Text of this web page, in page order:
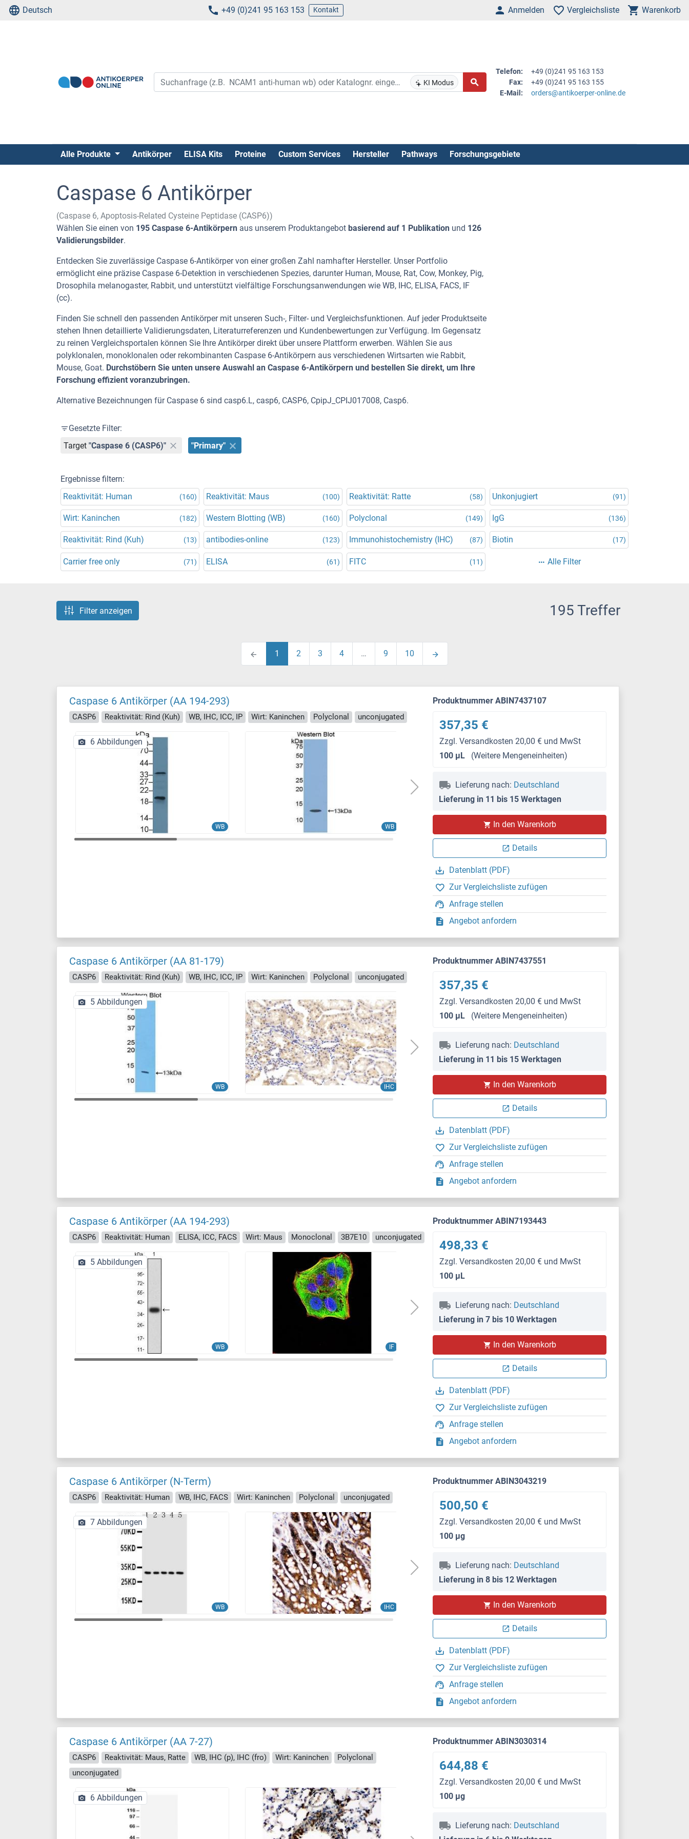
Deutsch +49 (0)241 95 163 153 Kontakt Anmelden Vergleichsliste Warenkorb
KI Modus
Telefon:
+49 (0)241 95 163 153
Fax:
+49 (0)241 95 163 155
E-Mail:
orders@antikoerper-online.de
Alle Produkte Antikörper ELISA Kits Proteine Custom Services Hersteller Pathways Forschungsgebiete
Caspase 6 Antikörper
(Caspase 6, Apoptosis-Related Cysteine Peptidase (CASP6))
Wählen Sie einen von 195 Caspase 6-Antikörpern aus unserem Produktangebot basierend auf 1 Publikation und 126
Validierungsbilder.
Entdecken Sie zuverlässige Caspase 6-Antikörper von einer großen Zahl namhafter Hersteller. Unser Portfolio
ermöglicht eine präzise Caspase 6-Detektion in verschiedenen Spezies, darunter Human, Mouse, Rat, Cow, Monkey, Pig,
Drosophila melanogaster, Rabbit, und unterstützt vielfältige Forschungsanwendungen wie WB, IHC, ELISA, FACS, IF
(cc).
Finden Sie schnell den passenden Antikörper mit unseren Such-, Filter- und Vergleichsfunktionen. Auf jeder Produktseite
stehen Ihnen detaillierte Validierungsdaten, Literaturreferenzen und Kundenbewertungen zur Verfügung. Im Gegensatz
zu reinen Vergleichsportalen können Sie Ihre Antikörper direkt über unsere Plattform erwerben. Wählen Sie aus
polyklonalen, monoklonalen oder rekombinanten Caspase 6-Antikörpern aus verschiedenen Wirtsarten wie Rabbit,
Mouse, Goat. Durchstöbern Sie unten unsere Auswahl an Caspase 6-Antikörpern und bestellen Sie direkt, um Ihre
Forschung effizient voranzubringen.
Alternative Bezeichnungen für Caspase 6 sind casp6.L, casp6, CASP6, CpipJ_CPIJ017008, Casp6.
Gesetzte Filter:
Target "Caspase 6 (CASP6)" "Primary"
Ergebnisse filtern:
Reaktivität: Human
(160) Reaktivität: Maus (100) Reaktivität: Ratte (58) Unkonjugiert (91)
Wirt: Kaninchen (182) Western Blotting (WB) (160) Polyclonal (149) IgG (136)
Reaktivität: Rind (Kuh) (13) antibodies-online (123) Immunohistochemistry (IHC) (87) Biotin (17)
Carrier free only (71) ELISA (61) FITC (11) Alle Filter
Filter anzeigen 195 Treffer
1 2 3 4 … 9 10
Caspase 6 Antikörper (AA 194-293)
CASP6 Reaktivität: Rind (Kuh) WB, IHC, ICC, IP Wirt: Kaninchen Polyclonal unconjugated
WB WB
IHC
6 Abbildungen
Produktnummer ABIN7437107
357,35 €
Zzgl. Versandkosten 20,00 € und MwSt
100 μL
(Weitere Mengeneinheiten)
Lieferung nach: Deutschland
Lieferung in 11 bis 15 Werktagen
In den Warenkorb
Details
Datenblatt (PDF)
Zur Vergleichsliste zufügen
Anfrage stellen
Angebot anfordern
Caspase 6 Antikörper (AA 81-179)
CASP6 Reaktivität: Rind (Kuh) WB, IHC, ICC, IP Wirt: Kaninchen Polyclonal unconjugated
WB IHC
IHC
5 Abbildungen
Produktnummer ABIN7437551
357,35 €
Zzgl. Versandkosten 20,00 € und MwSt
100 μL
(Weitere Mengeneinheiten)
Lieferung nach: Deutschland
Lieferung in 11 bis 15 Werktagen
In den Warenkorb
Details
Datenblatt (PDF)
Zur Vergleichsliste zufügen
Anfrage stellen
Angebot anfordern
Caspase 6 Antikörper (AA 194-293)
CASP6 Reaktivität: Human ELISA, ICC, FACS Wirt: Maus Monoclonal 3B7E10 unconjugated
WB IF
ELISA
5 Abbildungen
Produktnummer ABIN7193443
498,33 €
Zzgl. Versandkosten 20,00 € und MwSt
100 μL
Lieferung nach: Deutschland
Lieferung in 7 bis 10 Werktagen
In den Warenkorb
Details
Datenblatt (PDF)
Zur Vergleichsliste zufügen
Anfrage stellen
Angebot anfordern
Caspase 6 Antikörper (N-Term)
CASP6 Reaktivität: Human WB, IHC, FACS Wirt: Kaninchen Polyclonal unconjugated
WB IHC
IHC
7 Abbildungen
Produktnummer ABIN3043219
500,50 €
Zzgl. Versandkosten 20,00 € und MwSt
100 μg
Lieferung nach: Deutschland
Lieferung in 8 bis 12 Werktagen
In den Warenkorb
Details
Datenblatt (PDF)
Zur Vergleichsliste zufügen
Anfrage stellen
Angebot anfordern
Caspase 6 Antikörper (AA 7-27)
CASP6 Reaktivität: Maus, Ratte WB, IHC (p), IHC (fro) Wirt: Kaninchen
Polyclonal
unconjugated
6 Abbildungen
Produktnummer ABIN3030314
644,88 €
Zzgl. Versandkosten 20,00 € und MwSt
100 μg
Lieferung nach: Deutschland